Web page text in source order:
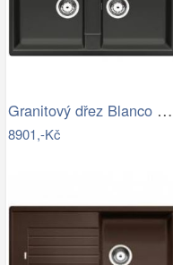
Granitový dřez Blanco ZIA 9 antracit…
8901,-Kč